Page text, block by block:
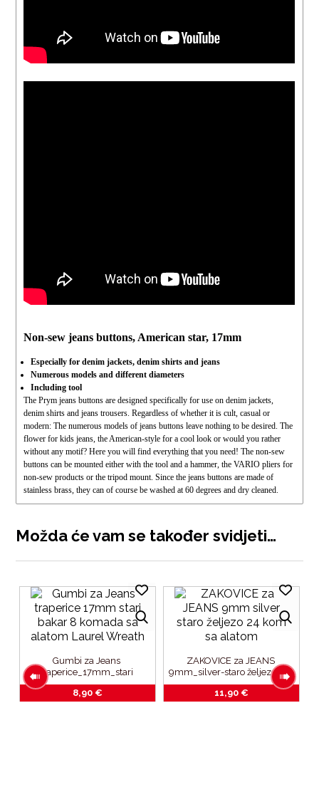
Non-sew jeans buttons, American star, 17mm
Especially for denim jackets, denim shirts and jeans
Numerous models and different diameters
Including tool
The Prym jeans buttons are designed specifically for use on denim jackets,
denim shirts and jeans trousers. Regardless of whether it is cult, casual or
modern: The numerous models of jeans buttons leave nothing to be desired. The
flower for kids jeans, the American-style for a cool look or would you rather
without any motif? Here you will find everything that you need! The non-sew
buttons can be mounted either with the tool and a hammer, the VARIO pliers for
non-sew products or the tripod mount. Since the jeans buttons are made of
stainless brass, they can of course be washed at 60 degrees and dry cleaned.
Možda će vam se također svidjeti…
Gumbi za Jeans
traperice_17mm_stari
bakar_8 komada_sa
alatom_Laurel Wreath
8,90 €
ZAKOVICE za JEANS
9mm_silver-staro željezo_24
kom_sa alatom
11,90 €